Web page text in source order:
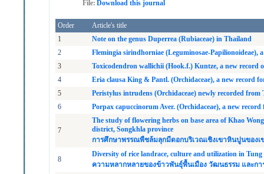
File: Download this journal
Order
Article's title
1
Note on the genus Duperrea (Rubiaceae) in Thailand
2
Flemingia sirindhorniae (Leguminosae-Papilionoideae),
3
Toxicodendron wallichii (Hook.f.) Kuntze, a new record
4
Eria clausa King & Pantl. (Orchidaceae), a new record
5
Peristylus intrudens (Orchidaceae) newly recorded
6
Porpax capuccinorum Aver. (Orchidaceae), a new
7
The study of flowering herbs on base area of Khao
district, Songkhla province
การศึกษาพรรณพืชล้มลุกมีดอกบริเวณเชิงเขาหินปูนของเ
8
Diversity of rice landrace, culture and utilization in
ความหลากหลายของข้าวพันธุ์พื้นเมือง วัฒนธรรม และก